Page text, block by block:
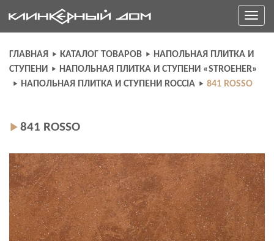
to
content
Toggle
ГЛАВНАЯ КАТАЛОГ ТОВАРОВ
НАПОЛЬНАЯ ПЛИТКА И
СТУПЕНИ
НАПОЛЬНАЯ ПЛИТКА И СТУПЕНИ «STROEHER»
НАПОЛЬНАЯ ПЛИТКА И СТУПЕНИ ROCCIA
841 ROSSO
841 ROSSO